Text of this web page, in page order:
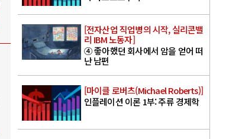
[전자산업 직업병의 시작, 실리콘밸
리 IBM 노동자]
④ 좋아했던 회사에서 암을 얻어 떠
난 남편
[마이클 로버츠(Michael Roberts)]
인플레이션 이론 1부: 주류 경제학